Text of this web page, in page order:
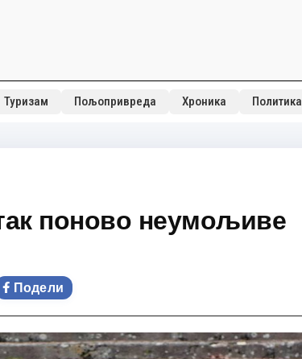
Туризам Пољопривреда Хроника Политика
поново неумољиве
Подели